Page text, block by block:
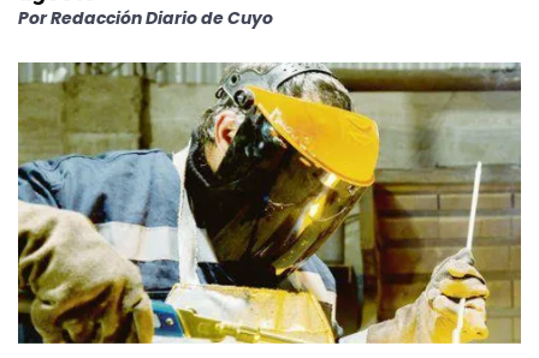
PorRedacción Diario de Cuyo